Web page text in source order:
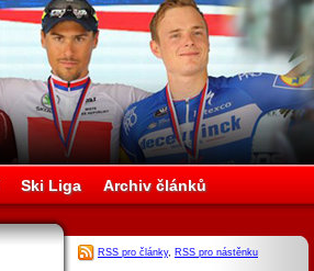
Ski Liga Archiv článků
RSS pro články, RSS pro nástěnku